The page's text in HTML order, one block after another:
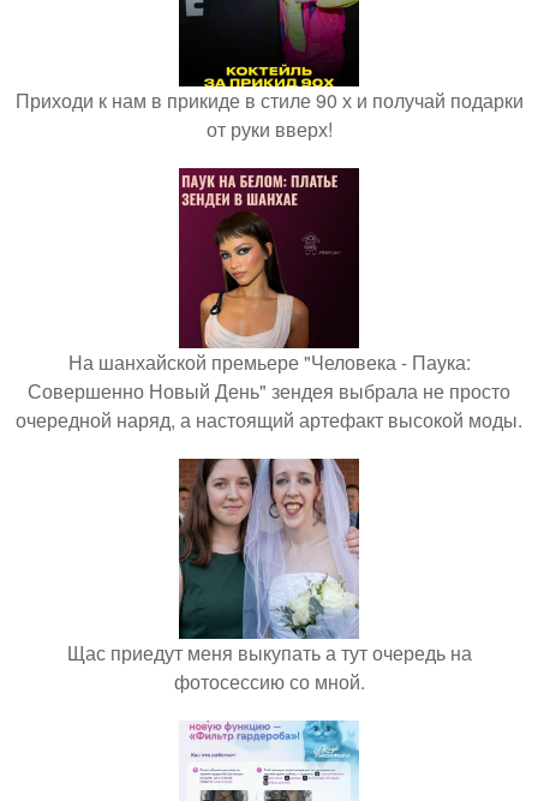
Приходи к нам в прикиде в стиле 90 х и получай подарки
от руки вверх!
На шанхайской премьере "Человека - Паука:
Совершенно Новый День" зендея выбрала не просто
очередной наряд, а настоящий артефакт высокой моды.
Щас приедут меня выкупать а тут очередь на
фотосессию со мной.